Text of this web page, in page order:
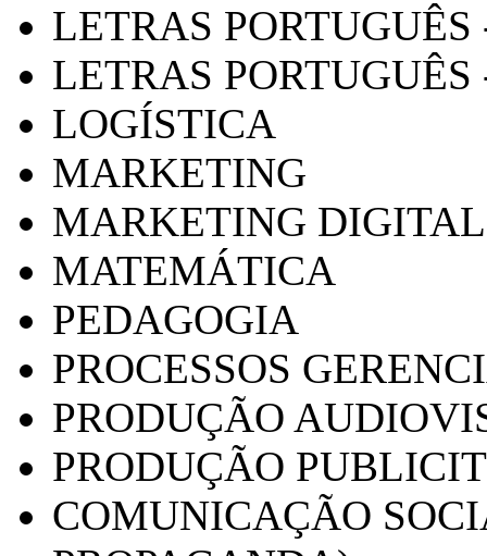
LETRAS
LETRAS PORTUGUÊS
LOGÍSTICA
MARKETING
MARKETING DIGITAL
MATEMÁTICA
PEDAGOGIA
PROCESSOS
PRODUÇÃO
PRODUÇÃO
COMUNICAÇÃO